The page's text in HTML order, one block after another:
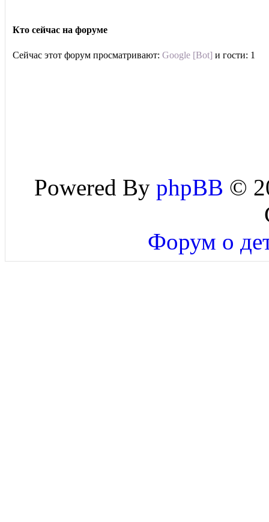
Кто сейчас на форуме
Сейчас этот форум просматривают: Google [Bot] и гости: 1
Powered By phpBB ©
Форум о